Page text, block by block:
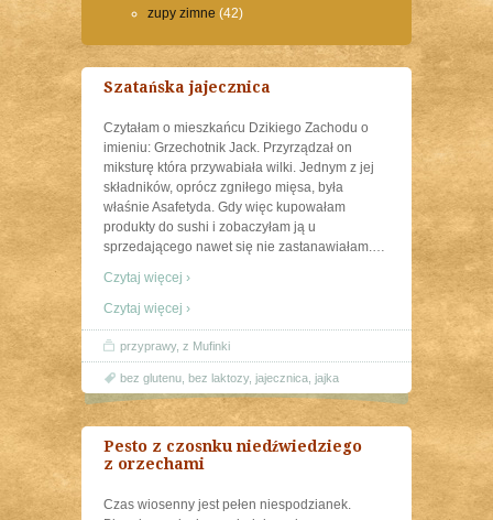
zupy zimne (42)
Szatańska jajecznica
Czytałam o mieszkańcu Dzikiego Zachodu o
imieniu: Grzechotnik Jack. Przyrządzał on
miksturę która przywabiała wilki. Jednym z jej
składników, oprócz zgniłego mięsa, była
właśnie Asafetyda. Gdy więc kupowałam
produkty do sushi i zobaczyłam ją u
sprzedającego nawet się nie zastanawiałam.…
Czytaj więcej ›
Czytaj więcej ›
przyprawy, z Mufinki
bez glutenu bez laktozy, jajecznica jajka
Pesto z czosnku niedźwiedziego
z orzechami
Czas wiosenny jest pełen niespodzianek.